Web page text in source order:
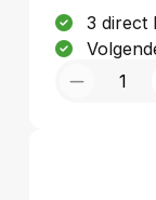
3 direct